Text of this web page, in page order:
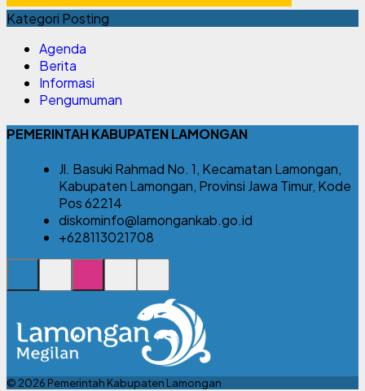
Kategori Posting
Agenda
Berita
Informasi
Pengumuman
PEMERINTAH KABUPATEN LAMONGAN
Jl. Basuki Rahmad No. 1, Kecamatan Lamongan,
Kabupaten Lamongan, Provinsi Jawa Timur, Kode
Pos 62214
diskominfo@lamongankab.go.id
+628113021708
© 2026 Pemerintah Kabupaten Lamongan